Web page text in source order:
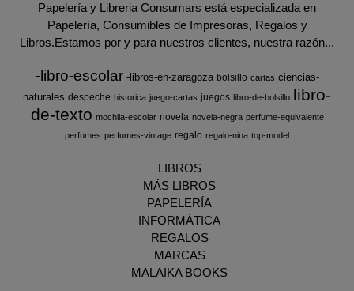
Papelería y Libreria Consumars está especializada en
Papelería, Consumibles de Impresoras, Regalos y
Libros.Estamos por y para nuestros clientes, nuestra razón...
-libro-escolar -libros-en-zaragoza bolsillo cartas ciencias-
naturales despeche historica juego-cartas juegos libro-de-bolsillo libro-
de-texto mochila-escolar novela novela-negra perfume-equivalente
perfumes perfumes-vintage regalo regalo-nina top-model
LIBROS
MÁS LIBROS
PAPELERÍA
INFORMÁTICA
REGALOS
MARCAS
MALAIKA BOOKS